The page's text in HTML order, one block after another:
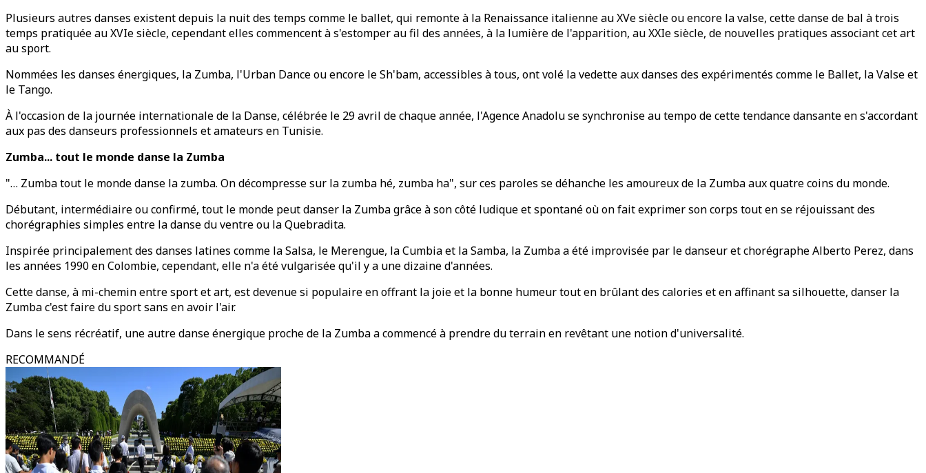
Plusieurs autres danses existent depuis la nuit des temps comme le ballet, qui remonte à la Renaissance italienne au XVe siècle ou encore la valse, cette danse de bal à trois
temps pratiquée au XVIe siècle, cependant elles commencent à s'estomper au fil des années, à la lumière de l'apparition, au XXIe siècle, de nouvelles pratiques associant cet art
au sport.
Nommées les danses énergiques, la Zumba, l'Urban Dance ou encore le Sh'bam, accessibles à tous, ont volé la vedette aux danses des expérimentés comme le Ballet, la Valse et
le Tango.
À l'occasion de la journée internationale de la Danse, célébrée le 29 avril de chaque année, l'Agence Anadolu se synchronise au tempo de cette tendance dansante en s'accordant
aux pas des danseurs professionnels et amateurs en Tunisie.
Zumba... tout le monde danse la Zumba
"… Zumba tout le monde danse la zumba. On décompresse sur la zumba hé, zumba ha", sur ces paroles se déhanche les amoureux de la Zumba aux quatre coins du monde.
Débutant, intermédiaire ou confirmé, tout le monde peut danser la Zumba grâce à son côté ludique et spontané où on fait exprimer son corps tout en se réjouissant des
chorégraphies simples entre la danse du ventre ou la Quebradita.
Inspirée principalement des danses latines comme la Salsa, le Merengue, la Cumbia et la Samba, la Zumba a été improvisée par le danseur et chorégraphe Alberto Perez, dans
les années 1990 en Colombie, cependant, elle n'a été vulgarisée qu'il y a une dizaine d'années.
Cette danse, à mi-chemin entre sport et art, est devenue si populaire en offrant la joie et la bonne humeur tout en brûlant des calories et en affinant sa silhouette, danser la
Zumba c'est faire du sport sans en avoir l'air.
Dans le sens récréatif, une autre danse énergique proche de la Zumba a commencé à prendre du terrain en revêtant une notion d'universalité.
RECOMMANDÉ